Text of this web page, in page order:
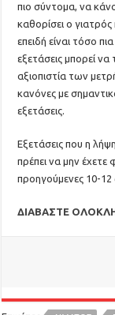
πιο σύντομα, να
καθορίσει ο
επειδή είναι τόσο
εξετάσεις μπορεί να
αξιοπιστία των
κανόνες με
εξετάσεις.
Εξετάσεις που η
πρέπει να μην έχετε
προηγούμενες 10-12
ΔΙΑΒΑΣΤΕ